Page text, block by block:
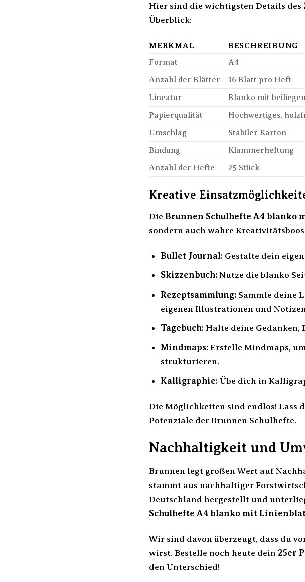
Hier sind die wichtigsten Details des
Überblick:
MERKMAL
BESCHREIBUNG
Format
A4
Anzahl der Blätter
16 Blatt pro Heft
Lineatur
Blanko mit
Papierqualität
Hochwertiges,
Umschlag
Stabiler Karton
Bindung
Klammerheftung
Anzahl der Hefte
25 Stück
Kreative
Die Brunnen Schulhefte A4
sondern auch wahre
Bullet Journal:Gestalte dein
Skizzenbuch:Nutze die blanko
Rezeptsammlung:Sammle deine
eigenen Illustrationen und
Tagebuch:Halte deine Gedanken,
Mindmaps:Erstelle Mindmaps,
strukturieren.
Kalligraphie:Übe dich in
Die Möglichkeiten sind endlos! Lass
Potenziale der Brunnen Schulhefte.
Nachhaltigkeit und
Brunnen legt großen Wert auf
stammt aus nachhaltiger
Deutschland hergestellt und
Schulhefte A4 blanko mit
Wir sind davon überzeugt, dass du
wirst. Bestelle noch heute dein 25er
den Unterschied!